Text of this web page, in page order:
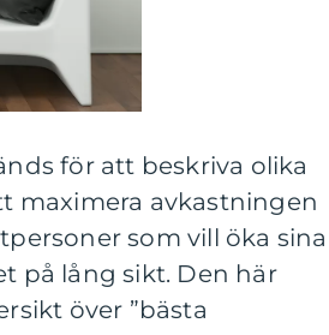
för att beskriva olika
maximera avkastningen
som vill öka sina
på lång sikt. Den här
över ”bästa